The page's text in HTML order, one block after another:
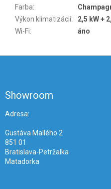
Farba:
Výkon klimatizácií:
2,5 kW +
Wi-Fi: áno
Showroom
Adresa:
Gustáva Mallého 2
851 01
Bratislava-Petržalka
Matadorka